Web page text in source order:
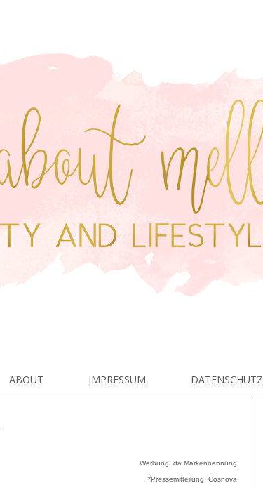
ABOUT IMPRESSUM DATENSCHUTZ
Werbung, da Markennennung
*Pressemitteilung Cosnova